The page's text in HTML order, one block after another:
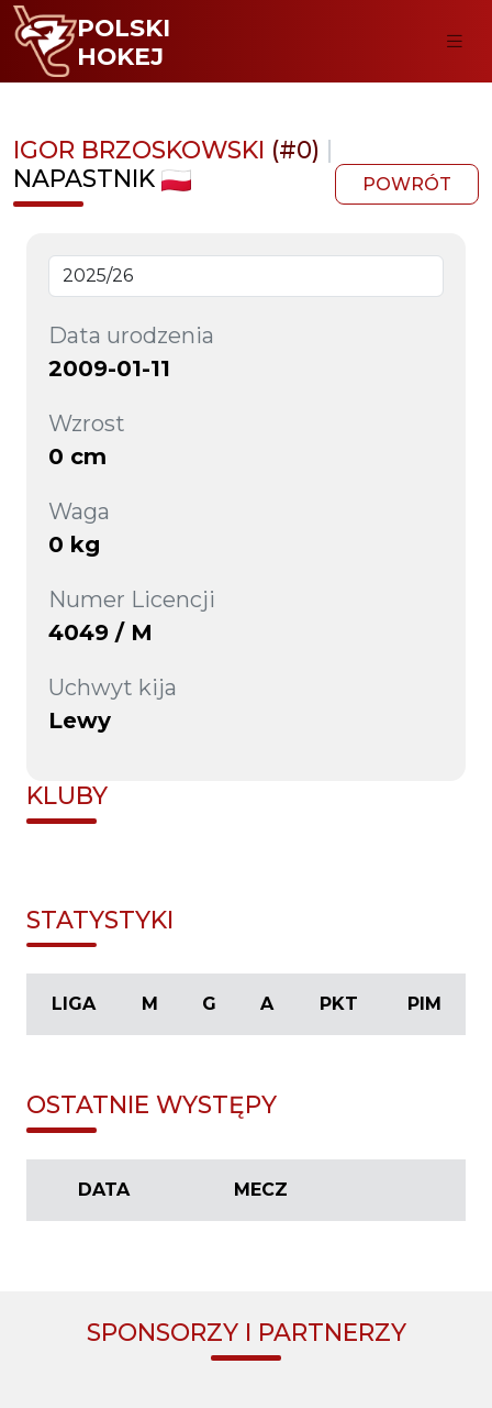
POLSKI
HOKEJ
IGOR BRZOSKOWSKI (#0) |
NAPASTNIK
POWRÓT
Data urodzenia
2009-01-11
Wzrost
0 cm
Waga
0 kg
Numer Licencji
4049 / M
Uchwyt kija
Lewy
KLUBY
STATYSTYKI
LIGA M G A PKT PIM
OSTATNIE WYSTĘPY
DATA MECZ
SPONSORZY I PARTNERZY